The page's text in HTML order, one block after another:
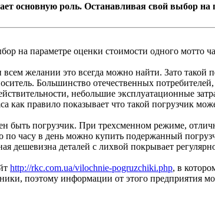
основную роль. Останавливая свой выбор на
на параметре оценки стоимости одного мотто
желании это всегда можно найти. Зато такой
Большинство отечественных
небольшие эксплуатационные
правило показывает что такой погрузчик
быть погрузчик. При трехсменном режиме,
часу в день можно купить подержанный
дешевизна деталей с лихвой покрывает
http://rkc.com.ua/vilochnie-pogruzchiki.php, в
поэтому информации от этого предприятия